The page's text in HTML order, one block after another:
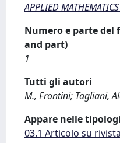
APPLIED
Numero e parte del
and part)
1
Tutti gli autori
M., Frontini; Tagliani,
Appare nelle
03.1 Articolo su